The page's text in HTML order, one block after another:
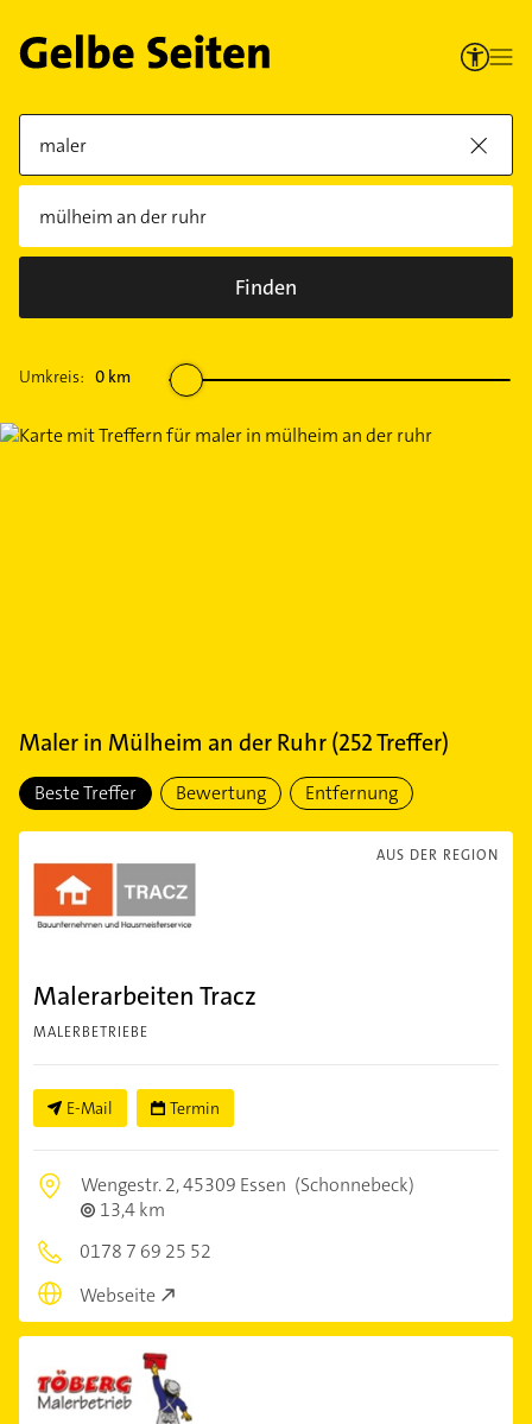
Finden
Umkreis: 0 km
Malerin Mülheim an der Ruhr(252Treffer)
Beste Treffer Bewertung Entfernung
AUS DER REGION
Malerarbeiten Tracz
MALERBETRIEBE
E-Mail Termin
Wengestr. 2,45309 Essen (Schonnebeck)
13,4 km
0178 7 69 25 52
Webseite